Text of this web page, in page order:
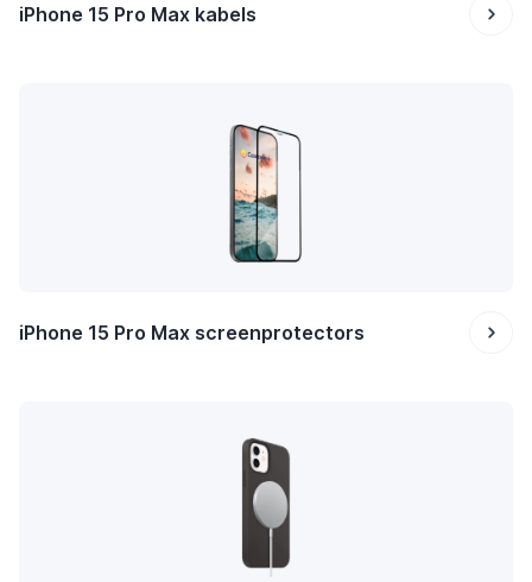
iPhone 15 Pro Max kabels
iPhone 15 Pro Max screenprotectors